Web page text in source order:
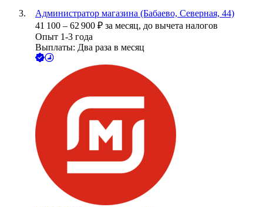
Администратор магазина (Бабаево, Северная, 44)
41 100 – 62 900 ₽ за месяц, до вычета налогов
Опыт 1-3 года
Выплаты: Два раза в месяц